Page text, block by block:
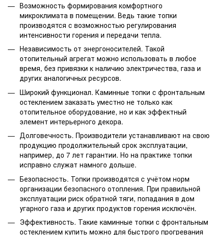
Возможность формирования комфортного
микроклимата в помещении. Ведь такие топки
производятся с возможностью регулирования
интенсивности горения и передачи тепла.
Независимость от энергоносителей. Такой
отопительный агрегат можно использовать в любое
время, без привязки к наличию электричества, газа и
других аналогичных ресурсов.
Широкий функционал. Каминные топки с фронтальным
остеклением заказать уместно не только как
отопительное оборудование, но и как эффектный
элемент интерьерного декора.
Долговечность. Производители устанавливают на свою
продукцию продолжительный срок эксплуатации,
например, до 7 лет гарантии. Но на практике топки
исправно служат намного дольше.
Безопасность. Топки производятся с учётом норм
организации безопасного отопления. При правильной
эксплуатации риск обратной тяги, попадания в дом
угарного газа и других продуктов горения исключён.
Эффективность. Такие каминные топки с фронтальным
остеклением купить можно для быстрого прогревания